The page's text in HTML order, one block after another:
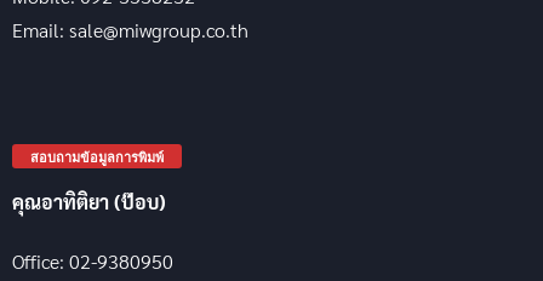
Email: sale@miwgroup.co.th
สอบถามข้อมูลการพิมพ์
คุณอาทิติยา (ป๊อบ)
Office: 02-9380950